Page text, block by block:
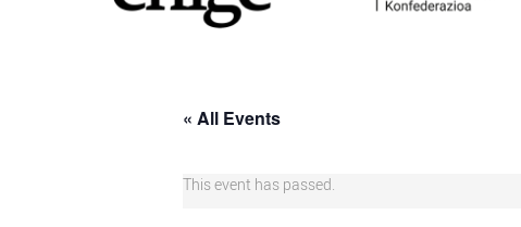
« All Events
This event has passed.